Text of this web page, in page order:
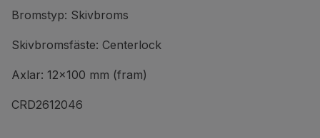
Bromstyp: Skivbroms
Skivbromsfäste: Centerlock
Axlar: 12x100 mm (fram)
CRD2612046